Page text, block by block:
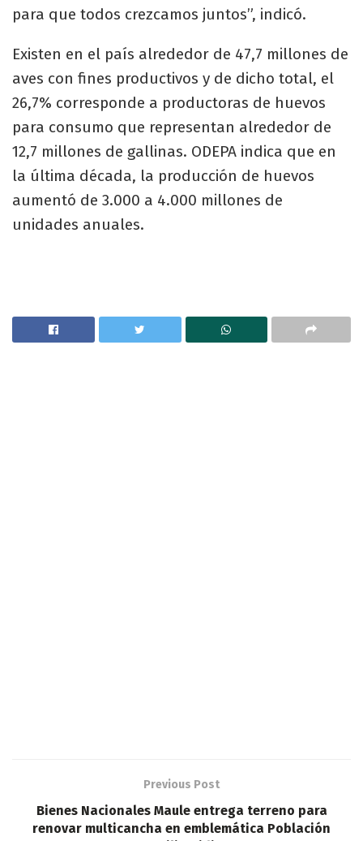
para que todos crezcamos juntos”, indicó.
Existen en el país alrededor de 47,7 millones de
aves con fines productivos y de dicho total, el
26,7% corresponde a productoras de huevos
para consumo que representan alrededor de
12,7 millones de gallinas. ODEPA indica que en
la última década, la producción de huevos
aumentó de 3.000 a 4.000 millones de
unidades anuales.
Previous Post
Bienes Nacionales Maule entrega terreno para
renovar multicancha en emblemática Población